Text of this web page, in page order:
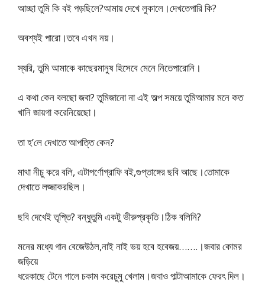
আচ্ছা তুমি কি বই পড়ছিলে?আমায় দেখে লুকালে।দেখতেপারি কি?
অবশ্যই পারো।তবে এখন নয়।
স্যরি, তুমি আমাকে কাছেরমানুষ হিসেবে মেনে নিতেপারোনি।
এ কথা কেন বলছো জবা? তুমিজানো না এই অল্প সময়ে তুমিআমার মনে কত
খানি জায়গা করেনিয়েছো।
তা হ’লে দেখাতে আপত্তি কেন?
মাথা নীচু করে বলি, এটাপর্ণোগ্রাফি বই,গুপ্তাঙ্গের ছবি আছে।তোমাকে
দেখাতে লজ্জাকরছিল।
ছবি দেখেই তৃপ্তি? বন্ধুতুমি একটু ভীরুপ্রকৃতি।ঠিক বলিনি?
মনের মধ্যে গান বেজেউঠল,নাই নাই ভয় হবে হবেজয়…….।জবার কোমর
জড়িয়ে
ধরেকাছে টেনে গালে চকাম করেচুমু খেলাম।জবাও পাল্টাআমাকে ফেরৎ দিল।